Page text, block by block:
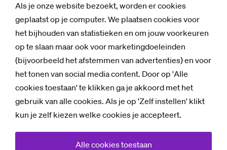
Als je onze website bezoekt, worden er cookies
geplaatst op je computer. We plaatsen cookies voor
het bijhouden van statistieken en om jouw voorkeuren
op te slaan maar ook voor marketingdoeleinden
(bijvoorbeeld het afstemmen van advertenties) en voor
het tonen van social media content. Door op 'Alle
cookies toestaan' te klikken ga je akkoord met het
gebruik van alle cookies. Als je op 'Zelf instellen' klikt
kun je zelf kiezen welke cookies je accepteert.
Alle cookies toestaan